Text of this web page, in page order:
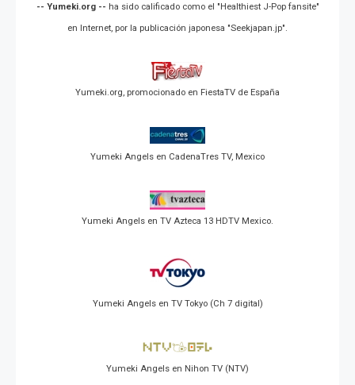
-- Yumeki.org -- ha sido calificado como el "Healthiest J-Pop fansite"
en Internet, por la publicación japonesa "Seekjapan.jp".
Yumeki.org, promocionado en FiestaTV de España
Yumeki Angels en CadenaTres TV, Mexico
Yumeki Angels en TV Azteca 13 HDTV Mexico.
Yumeki Angels en TV Tokyo (Ch 7 digital)
Yumeki Angels en Nihon TV (NTV)